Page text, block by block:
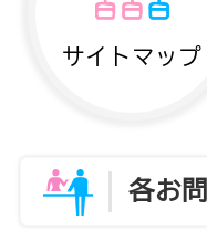
サイトマップ
各お